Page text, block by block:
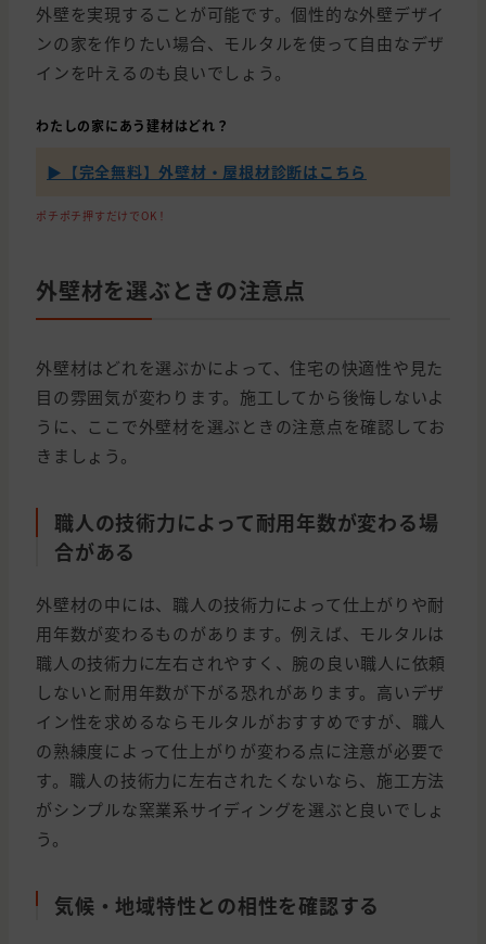
外壁を実現することが可能です。個性的な外壁デザイ
ンの家を作りたい場合、モルタルを使って自由なデザ
インを叶えるのも良いでしょう。
わたしの家にあう建材はどれ？
▶【完全無料】外壁材・屋根材診断はこちら
ポチポチ押すだけでOK！
外壁材を選ぶときの注意点
外壁材はどれを選ぶかによって、住宅の快適性や見た
目の雰囲気が変わります。施工してから後悔しないよ
うに、ここで外壁材を選ぶときの注意点を確認してお
きましょう。
職人の技術力によって耐用年数が変わる場
合がある
外壁材の中には、職人の技術力によって仕上がりや耐
用年数が変わるものがあります。例えば、モルタルは
職人の技術力に左右されやすく、腕の良い職人に依頼
しないと耐用年数が下がる恐れがあります。高いデザ
イン性を求めるならモルタルがおすすめですが、職人
の熟練度によって仕上がりが変わる点に注意が必要で
す。職人の技術力に左右されたくないなら、施工方法
がシンプルな窯業系サイディングを選ぶと良いでしょ
う。
気候・地域特性との相性を確認する